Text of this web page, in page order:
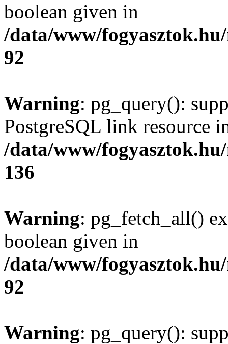
boolean given in
/data/www/
92
Warning: pg_query():
PostgreSQL link resource
/data/www/
136
Warning: pg_fetch_all()
boolean given in
/data/www/
92
Warning: pg_query():